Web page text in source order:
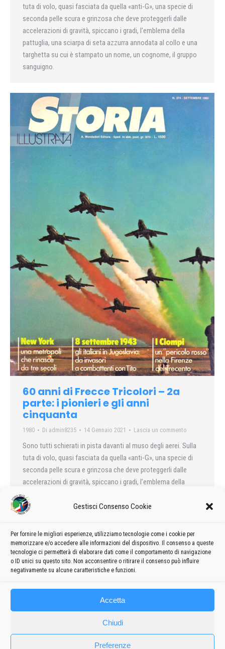
Gestisci Consenso Cookie
Per fornire le migliori esperienze, utilizziamo tecnologie come i cookie per
memorizzare e/o accedere alle informazioni del dispositivo. Il consenso a queste
tecnologie ci permetterà di elaborare dati come il comportamento di navigazione
o ID unici su questo sito. Non acconsentire o ritirare il consenso può influire
negativamente su alcune caratteristiche e funzioni.
Accetta
Chiudi
Preferenze
tuta di volo, quasi fasciata da quella «anti-G», una specie di
seconda pelle scura e grinzosa che deve proteggerli dalle
accelerazioni di gravità, spiccano i gradi, l’emblema della
pattuglia, una sciarpa di seta azzurra annodata al collo e una
targhetta su cui è stampato un nome, un cognome, il gruppo
sanguigno.
60 anni di Frecce Tricolori – 2a
parte: i pionieri e gli anni
cinquanta
1980 Di admin8235 14 Gennaio 2021 Lascia un commento
Sono tutti schierati in pista davanti al muso degli aerei. Sulla
tuta di volo, quasi fasciata da quella «anti-G», una specie di
seconda pelle scura e grinzosa che deve proteggerli dalle
accelerazioni di gravità, spiccano i gradi, l’emblema della
pattuglia, una sciarpa di seta azzurra annodata al collo e una
targhetta su cui è stampato un nome, un cognome, il gruppo
← 1 … 18 19 20